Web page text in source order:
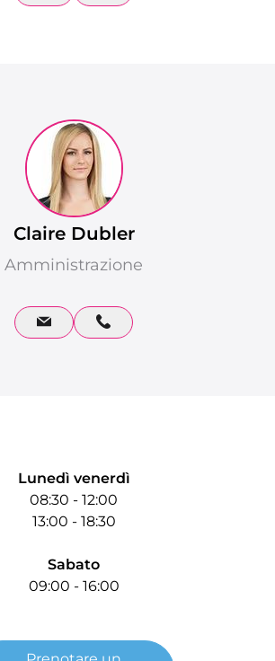
Claire Dubler
Amministrazione
Contatto Veloce
Lunedì venerdì
08:30 - 12:00
13:00 - 18:30
Sabato
09:00 - 16:00